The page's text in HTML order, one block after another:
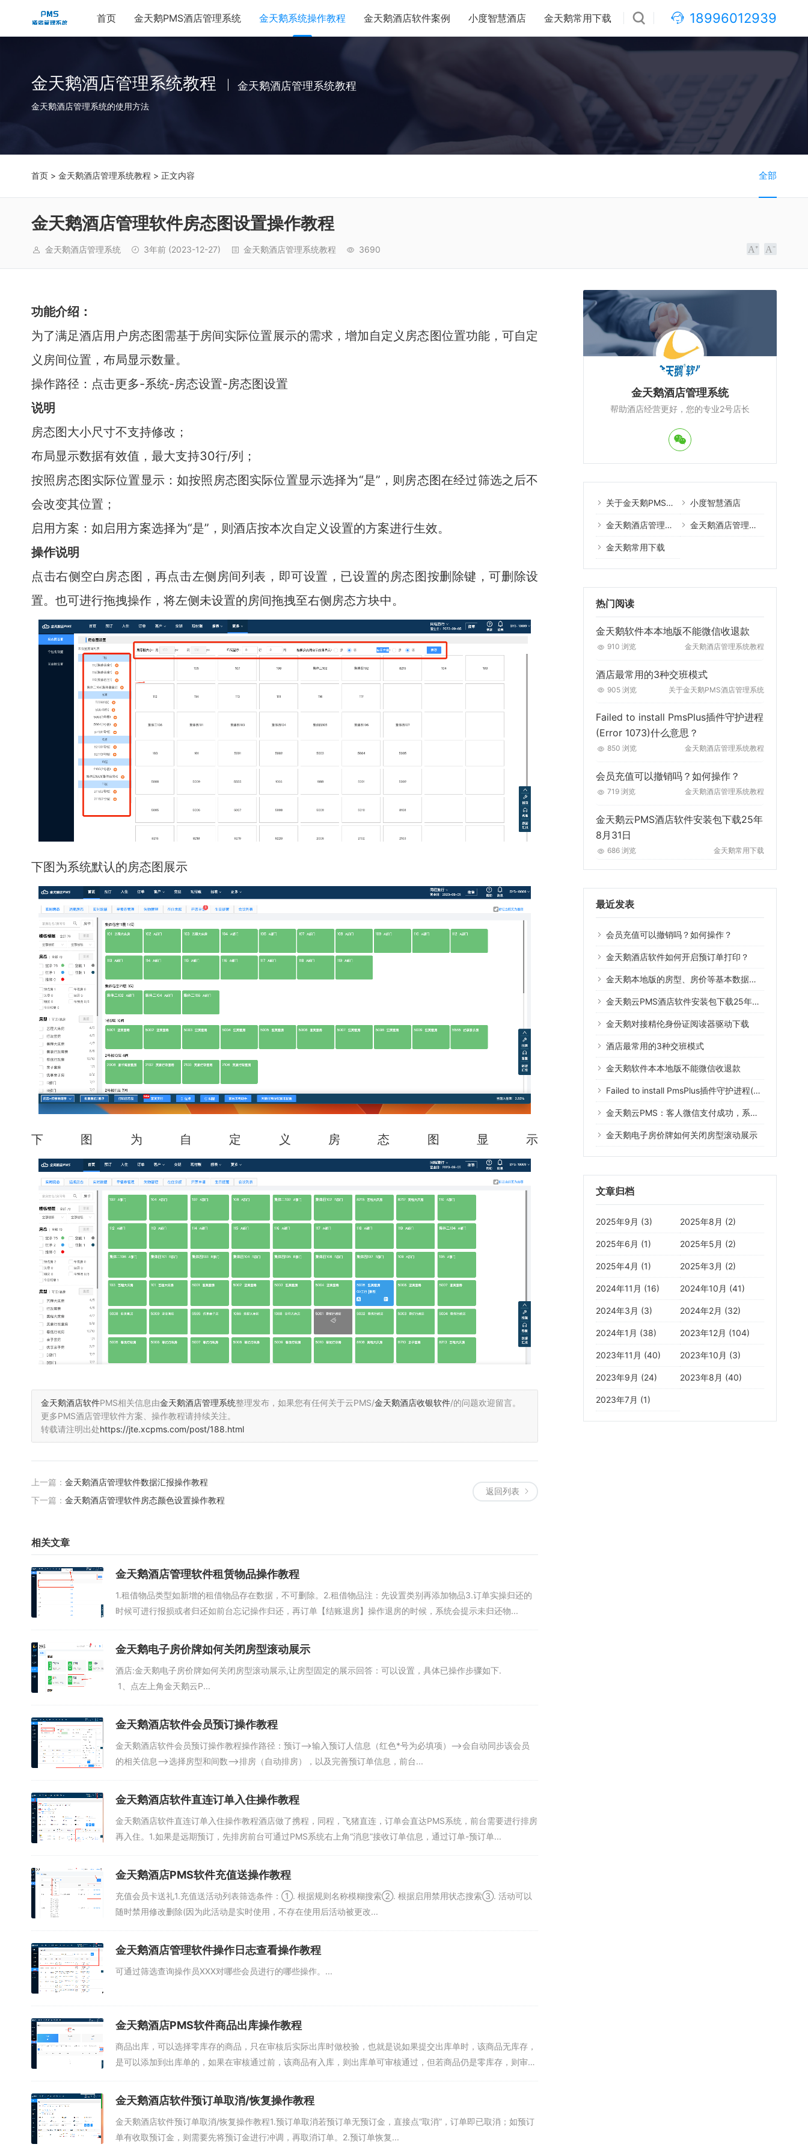
18996012939
首页 金天鹅PMS酒店管理系统 金天鹅系统操作教程 金天鹅酒店软件案例 小度智慧酒店 金天鹅常用下载
金天鹅酒店管理系统教程 金天鹅酒店管理系统教程
金天鹅酒店管理系统的使用方法
首页 > 金天鹅酒店管理系统教程 > 正文内容 全部
金天鹅酒店管理软件房态图设置操作教程
金天鹅酒店管理系统 3年前 (2023-12-27) 金天鹅酒店管理系统教程 3690
功能介绍：
为了满足酒店用户房态图需基于房间实际位置展示的需求，增加自定义房态图位置功能，可自定
义房间位置，布局显示数量。
操作路径：点击更多-系统-房态设置-房态图设置
说明
房态图大小尺寸不支持修改；
布局显示数据有效值，最大支持30行/列；
按照房态图实际位置显示：如按照房态图实际位置显示选择为“是”，则房态图在经过筛选之后不
会改变其位置；
启用方案：如启用方案选择为“是”，则酒店按本次自定义设置的方案进行生效。
操作说明
点击右侧空白房态图，再点击左侧房间列表，即可设置，已设置的房态图按删除键，可删除设
置。也可进行拖拽操作，将左侧未设置的房间拖拽至右侧房态方块中。
下图为系统默认的房态图展示
下图为自定义房态图显示
金天鹅酒店软件PMS相关信息由金天鹅酒店管理系统整理发布， 如果您有任何关于云PMS/金天鹅酒店收银软件/的问题欢迎留言。
更多PMS酒店管理软件方案、操作教程请持续关注。
转载请注明出处https://jte.xcpms.com/post/188.html
返回列表
上一篇： 金天鹅酒店管理软件数据汇报操作教程
下一篇： 金天鹅酒店管理软件房态颜色设置操作教程
相关文章
金天鹅酒店管理软件租赁物品操作教程
1.租借物品类型如新增的租借物品存在数据，不可删除。2.租借物品注：先设置类别再添加物品3.订单实操归还的
时候可进行报损或者归还如前台忘记操作归还，再订单【结账退房】操作退房的时候，系统会提示未归还物...
金天鹅电子房价牌如何关闭房型滚动展示
酒店:金天鹅电子房价牌如何关闭房型滚动展示,让房型固定的展示回答：可以设置，具体已操作步骤如下.
1、点左上角金天鹅云P...
金天鹅酒店软件会员预订操作教程
金天鹅酒店软件会员预订操作教程操作路径：预订—>输入预订人信息（红色*号为必填项）—>会自动同步该会员
的相关信息—>选择房型和间数—>排房（自动排房），以及完善预订单信息，前台...
金天鹅酒店软件直连订单入住操作教程
金天鹅酒店软件直连订单入住操作教程酒店做了携程，同程，飞猪直连，订单会直达PMS系统，前台需要进行排房
再入住。1.如果是远期预订，先排房前台可通过PMS系统右上角“消息”接收订单信息，通过订单-预订单...
金天鹅酒店PMS软件充值送操作教程
充值会员卡送礼1.充值送活动列表筛选条件：①. 根据规则名称模糊搜索②. 根据启用禁用状态搜索③. 活动可以
随时禁用修改删除(因为此活动是实时使用，不存在使用后活动被更改...
金天鹅酒店管理软件操作日志查看操作教程
可通过筛选查询操作员XXX对哪些会员进行的哪些操作。...
金天鹅酒店PMS软件商品出库操作教程
商品出库，可以选择零库存的商品，只在审核后实际出库时做校验，也就是说如果提交出库单时，该商品无库存，
是可以添加到出库单的，如果在审核通过前，该商品有入库，则出库单可审核通过，但若商品仍是零库存，则审
金天鹅酒店软件预订单取消/恢复操作教程
金天鹅酒店软件预订单取消/恢复操作教程1.预订单取消若预订单无预订金，直接点“取消”，订单即已取消；如预订
单有收取预订金，则需要先将预订金进行冲调，再取消订单。2.预订单恢复...
金天鹅酒店管理系统
帮助酒店经营更好，您的专业2号店长
关于金天鹅PMS酒店管理系统 小度智慧酒店
金天鹅酒店管理系统案例 金天鹅酒店管理系统教程
金天鹅常用下载
热门阅读
金天鹅软件本本地版不能微信收退款
910 浏览 金天鹅酒店管理系统教程
酒店最常用的3种交班模式
905 浏览 关于金天鹅PMS酒店管理系统
Failed to install PmsPlus插件守护进程
(Error 1073)什么意思？
850 浏览 金天鹅酒店管理系统教程
会员充值可以撤销吗？如何操作？
719 浏览 金天鹅酒店管理系统教程
金天鹅云PMS酒店软件安装包下载25年
8月31日
686 浏览 金天鹅常用下载
最近发表
会员充值可以撤销吗？如何操作？
金天鹅酒店软件如何开启预订单打印？
金天鹅本地版的房型、房价等基本数据可以导入云版系统用吗？
金天鹅云PMS酒店软件安装包下载25年8月31日
金天鹅对接精伦身份证阅读器驱动下载
酒店最常用的3种交班模式
金天鹅软件本本地版不能微信收退款
Failed to install PmsPlus插件守护进程(Error 1073)什么意思？
金天鹅云PMS：客人微信支付成功，系统没有记录
金天鹅电子房价牌如何关闭房型滚动展示
文章归档
2025年9月 (3) 2025年8月 (2)
2025年6月 (1) 2025年5月 (2)
2025年4月 (1) 2025年3月 (2)
2024年11月 (16) 2024年10月 (41)
2024年3月 (3) 2024年2月 (32)
2024年1月 (38) 2023年12月 (104)
2023年11月 (40) 2023年10月 (3)
2023年9月 (24) 2023年8月 (40)
2023年7月 (1)